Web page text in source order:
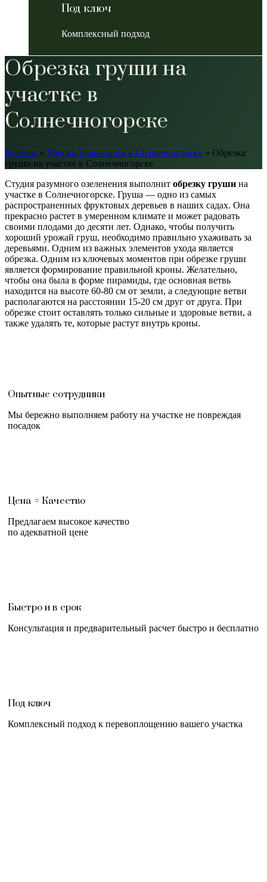
Под ключ
Комплексный подход
Обрезка груши на
участке в
Солнечногорске
Главная » Уборка территории в Солнечногорске » Обрезка
груши на участке в Солнечногорске
Студия разумного озеленения выполнит обрезку груши на
участке в Солнечногорске. Груша — одно из самых
распространенных фруктовых деревьев в наших садах. Она
прекрасно растет в умеренном климате и может радовать
своими плодами до десяти лет. Однако, чтобы получить
хороший урожай груш, необходимо правильно ухаживать за
деревьями. Одним из важных элементов ухода является
обрезка. Одним из ключевых моментов при обрезке груши
является формирование правильной кроны. Желательно,
чтобы она была в форме пирамиды, где основная ветвь
находится на высоте 60-80 см от земли, а следующие ветви
располагаются на расстоянии 15-20 см друг от друга. При
обрезке стоит оставлять только сильные и здоровые ветви, а
также удалять те, которые растут внутрь кроны.
Опытные сотрудники
Мы бережно выполняем работу на участке не повреждая
посадок
Цена = Качество
Предлагаем высокое качество
по адекватной цене
Быстро и в срок
Консультация и предварительный расчет быстро и бесплатно
Под ключ
Комплексный подход к перевоплощению вашего участка